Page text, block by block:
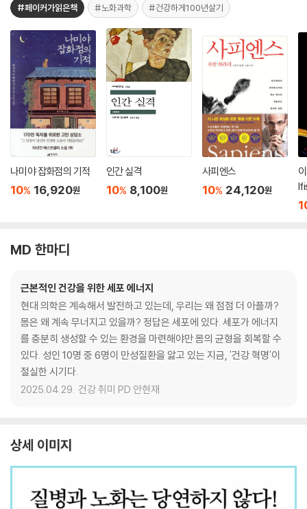
#페이커가읽은책 #노화과학 #건강하게100년살기
나미야 잡화점의 기적
10% 16,920원
인간 실격
10% 8,100원
사피엔스
10% 24,120원
MD 한마디
근본적인 건강을 위한 세포 에너지
현대 의학은 계속해서 발전하고 있는데, 우리는 왜 점점 더 아플까?
몸은 왜 계속 무너지고 있을까? 정답은 세포에 있다. 세포가 에너지
를 충분히 생성할 수 있는 환경을 마련해야만 몸의 균형을 회복할 수
있다. 성인 10명 중 6명이 만성질환을 앓고 있는 지금, '건강 혁명'이
절실한 시기다.
2025.04.29. 건강 취미 PD 안현재
상세 이미지